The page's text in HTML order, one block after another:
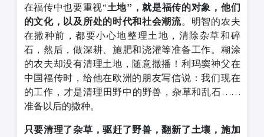
在福传中也要重视“土地”，就是福传的对象，他们
的文化，以及所处的时代和社会潮流。明智的农夫
在撒种前，都要小心地整理土地，清除杂草和碎
石，然后，做深耕、施肥和浇灌等准备工作。糊涂
的农夫却没有清理土地，随意撒播！利玛窦神父在
中国福传时，给他在欧洲的朋友写信说：我们现在
的工作，才是清理田野中的野兽，杂草和乱石……
准备以后的撒种。
只要清理了杂草，驱赶了野兽，翻新了土壤，施加